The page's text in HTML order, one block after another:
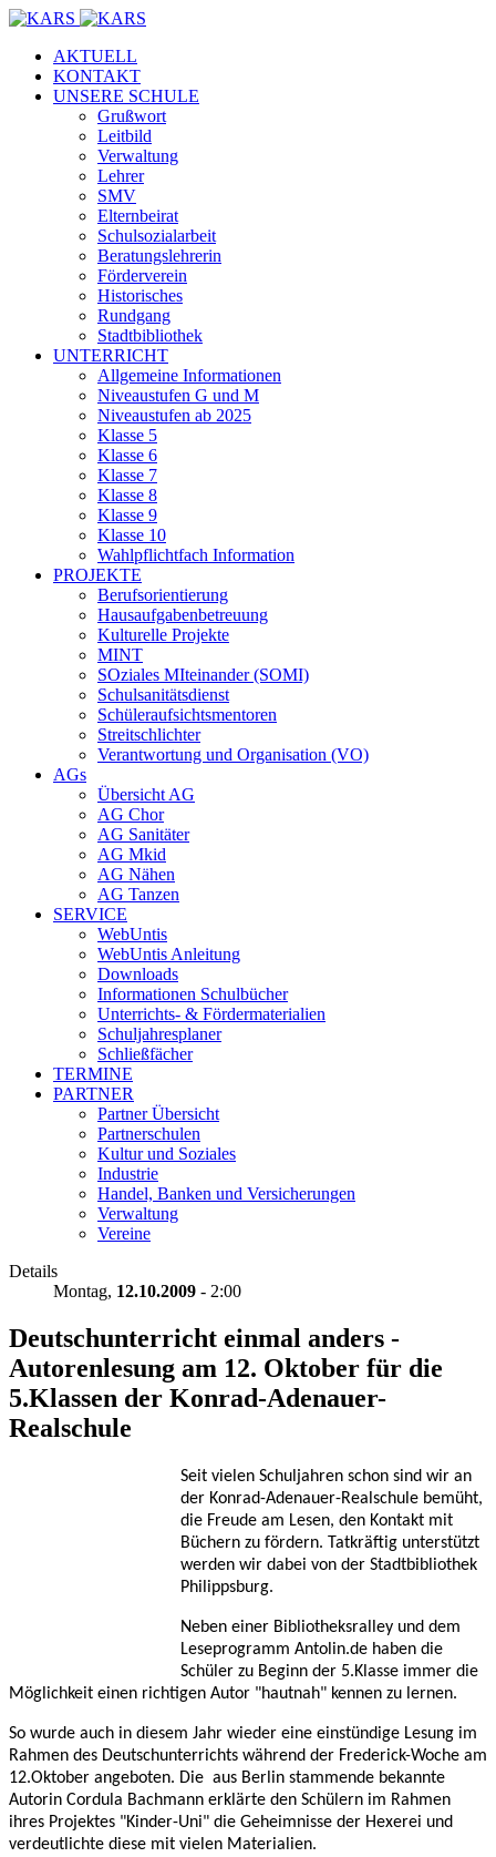
AKTUELL
KONTAKT
UNSERE SCHULE
Grußwort
Leitbild
Verwaltung
Lehrer
SMV
Elternbeirat
Schulsozialarbeit
Beratungslehrerin
Förderverein
Historisches
Rundgang
Stadtbibliothek
UNTERRICHT
Allgemeine Informationen
Niveaustufen G und M
Niveaustufen ab 2025
Klasse 5
Klasse 6
Klasse 7
Klasse 8
Klasse 9
Klasse 10
Wahlpflichtfach Information
PROJEKTE
Berufsorientierung
Hausaufgabenbetreuung
Kulturelle Projekte
MINT
SOziales MIteinander (SOMI)
Schulsanitätsdienst
Schüleraufsichtsmentoren
Streitschlichter
Verantwortung und Organisation (VO)
AGs
Übersicht AG
AG Chor
AG Sanitäter
AG Mkid
AG Nähen
AG Tanzen
SERVICE
WebUntis
WebUntis Anleitung
Downloads
Informationen Schulbücher
Unterrichts- & Fördermaterialien
Schuljahresplaner
Schließfächer
TERMINE
PARTNER
Partner Übersicht
Partnerschulen
Kultur und Soziales
Industrie
Handel, Banken und Versicherungen
Verwaltung
Vereine
Details
Montag, 12.10.2009 - 2:00
Deutschunterricht einmal anders -
Autorenlesung am 12. Oktober für die
5.Klassen der Konrad-Adenauer-
Realschule
Seit vielen Schuljahren schon sind wir an
der Konrad-Adenauer-Realschule bemüht,
die Freude am Lesen, den Kontakt mit
Büchern zu fördern. Tatkräftig unterstützt
werden wir dabei von der Stadtbibliothek
Philippsburg.
Neben einer Bibliotheksralley und dem
Leseprogramm Antolin.de haben die
Schüler zu Beginn der 5.Klasse immer die
Möglichkeit einen richtigen Autor "hautnah" kennen zu lernen.
So wurde auch in diesem Jahr wieder eine einstündige Lesung im
Rahmen des Deutschunterrichts während der Frederick-Woche am
12.Oktober angeboten. Die aus Berlin stammende bekannte
Autorin Cordula Bachmann erklärte den Schülern im Rahmen
ihres Projektes "Kinder-Uni" die Geheimnisse der Hexerei und
verdeutlichte diese mit vielen Materialien.